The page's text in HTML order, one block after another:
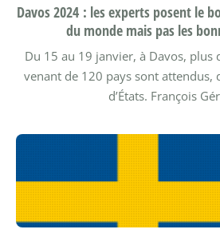
Davos 2024 : les experts posent le
du monde mais pas les
Du 15 au 19 janvier, à Davos, plus
venant de 120 pays sont attendus,
d’États. François